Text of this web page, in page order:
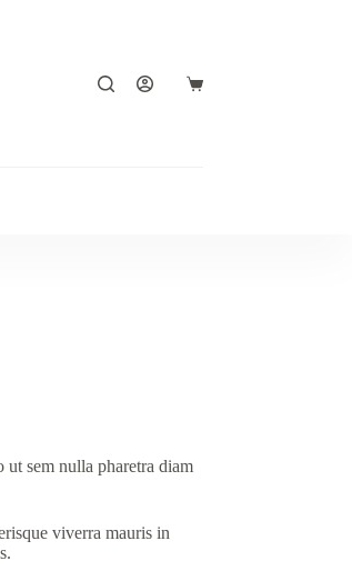
Shopping
sem nulla pharetra diam
viverra mauris in